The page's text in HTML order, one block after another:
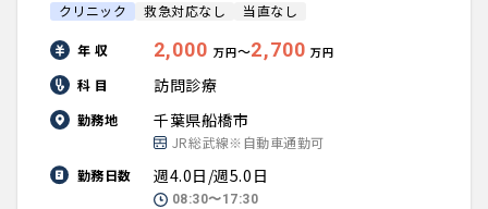
クリニック 救急対応なし 当直なし
年 収 2,000 万円〜2,700 万円
科 目 訪問診療
勤務地 千葉県船橋市
JR総武線※自動車通勤可
勤務日数
週4.0日/週5.0日
08:30〜17:30